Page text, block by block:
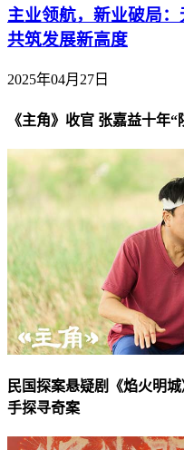
主业领航，新业破局
共筑发展新高度
2025年04月27日
《主角》收官 张嘉益十年
民国探案悬疑剧《焰火明
手探寻奇案